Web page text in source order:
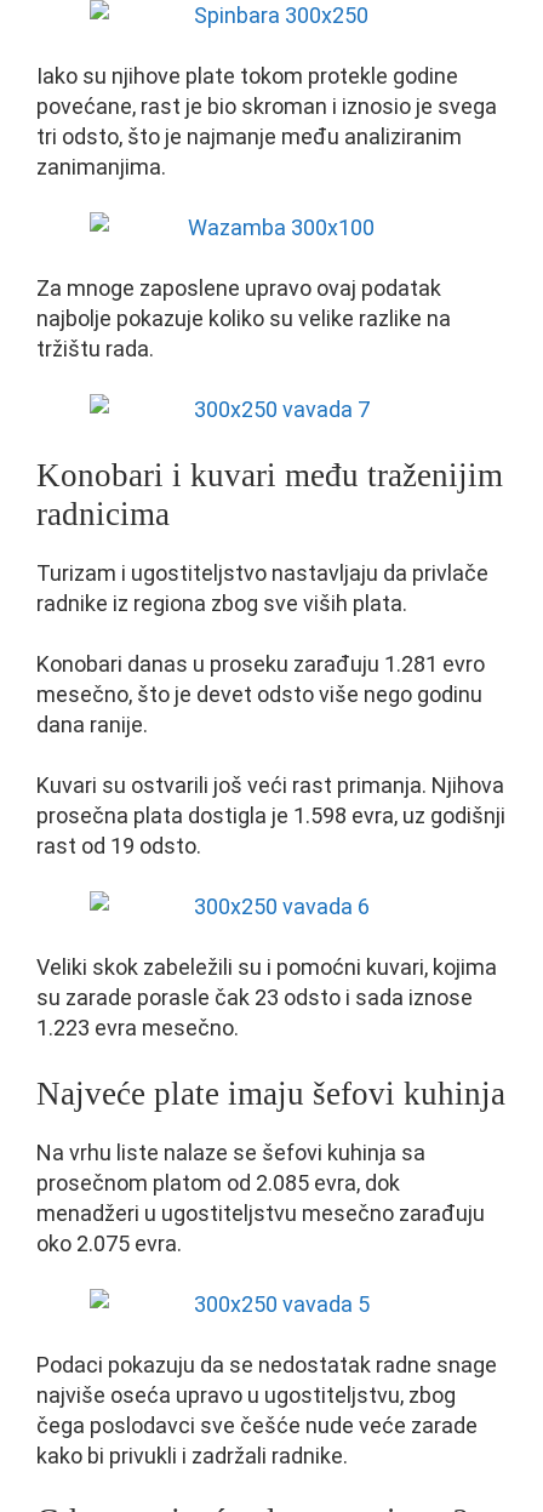
Iako su njihove plate tokom protekle godine
povećane, rast je bio skroman i iznosio je svega
tri odsto, što je najmanje među analiziranim
zanimanjima.
Za mnoge zaposlene upravo ovaj podatak
najbolje pokazuje koliko su velike razlike na
tržištu rada.
Konobari i kuvari među traženijim
radnicima
Turizam i ugostiteljstvo nastavljaju da privlače
radnike iz regiona zbog sve viših plata.
Konobari danas u proseku zarađuju 1.281 evro
mesečno, što je devet odsto više nego godinu
dana ranije.
Kuvari su ostvarili još veći rast primanja. Njihova
prosečna plata dostigla je 1.598 evra, uz godišnji
rast od 19 odsto.
Veliki skok zabeležili su i pomoćni kuvari, kojima
su zarade porasle čak 23 odsto i sada iznose
1.223 evra mesečno.
Najveće plate imaju šefovi kuhinja
Na vrhu liste nalaze se šefovi kuhinja sa
prosečnom platom od 2.085 evra, dok
menadžeri u ugostiteljstvu mesečno zarađuju
oko 2.075 evra.
Podaci pokazuju da se nedostatak radne snage
najviše oseća upravo u ugostiteljstvu, zbog
čega poslodavci sve češće nude veće zarade
kako bi privukli i zadržali radnike.